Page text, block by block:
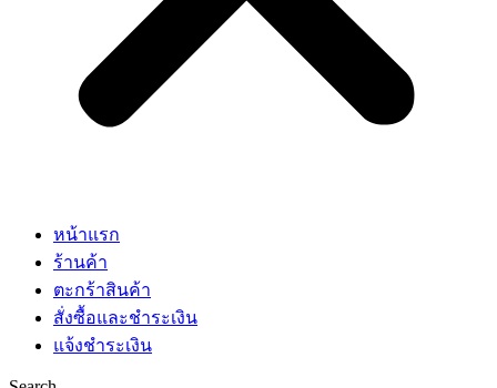
หน้าแรก
ร้านค้า
ตะกร้าสินค้า
สั่งซื้อและชำระเงิน
แจ้งชำระเงิน